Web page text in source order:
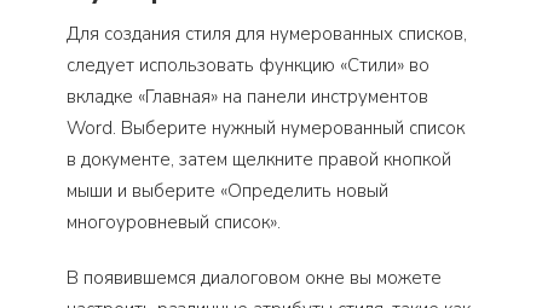
Для создания стиля для нумерованных списков,
следует использовать функцию «Стили» во
вкладке «Главная» на панели инструментов
Word. Выберите нужный нумерованный список
в документе, затем щелкните правой кнопкой
мыши и выберите «Определить новый
многоуровневый список».
В появившемся диалоговом окне вы можете